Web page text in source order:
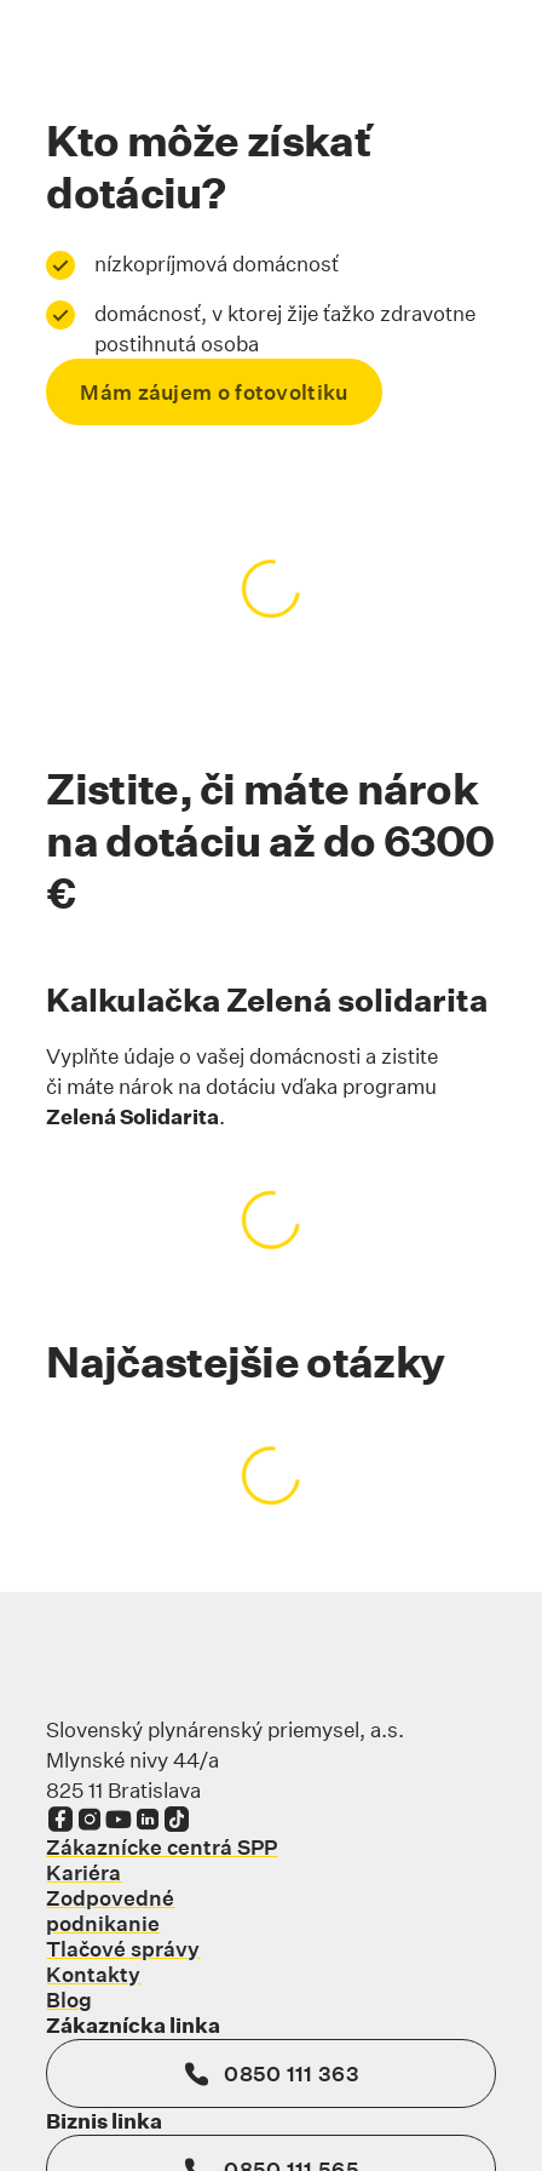
Kto môže získať
dotáciu?
nízkopríjmová domácnosť
domácnosť, v ktorej žije ťažko zdravotne
postihnutá osoba
Mám záujem o fotovoltiku Skrolovať na
Načítavanie obsahu…
Kotva #kalkulackazelenasolidarita
Zistite, či máte nárok
na dotáciu až do 6300
€
Kalkulačka Zelená solidarita
Vyplňte údaje o vašej domácnosti a zistite
či máte nárok na dotáciu vďaka programu
Zelená Solidarita.
Načítavanie obsahu…
Najčastejšie otázky
Načítavanie obsahu…
Slovenský plynárenský priemysel, a.s.
Mlynské nivy 44/a
825 11 Bratislava
Odkaz sa otvorí na novej karte
Odkaz sa otvorí na novej karte
Odkaz sa otvorí na novej karte
Odkaz sa otvorí na novej karte
Odkaz sa otvorí na novej karte
Zákaznícke centrá SPP
Kariéra
Zodpovedné
podnikanie
Tlačové správy
Kontakty
Blog
Zákaznícka linka
0850 111 363
Biznis linka